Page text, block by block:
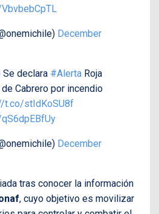
December
Se declara #Alerta Roja
Cabrero por incendio
t.co/stIdKoSU8f
December
tras conocer la información
, cuyo objetivo es movilizar